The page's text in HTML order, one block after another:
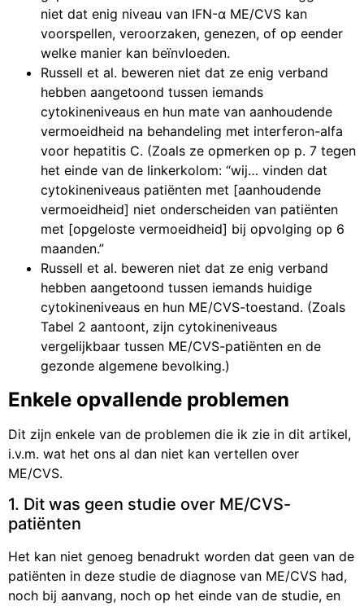
niet dat enig niveau van IFN-α ME/CVS kan
voorspellen, veroorzaken, genezen, of op eender
welke manier kan beïnvloeden.
Russell et al. beweren niet dat ze enig verband
hebben aangetoond tussen iemands
cytokineniveaus en hun mate van aanhoudende
vermoeidheid na behandeling met interferon-alfa
voor hepatitis C. (Zoals ze opmerken op p. 7 tegen
het einde van de linkerkolom: “wij… vinden dat
cytokineniveaus patiënten met [aanhoudende
vermoeidheid] niet onderscheiden van patiënten
met [opgeloste vermoeidheid] bij opvolging op 6
maanden.”
Russell et al. beweren niet dat ze enig verband
hebben aangetoond tussen iemands huidige
cytokineniveaus en hun ME/CVS-toestand. (Zoals
Tabel 2 aantoont, zijn cytokineniveaus
vergelijkbaar tussen ME/CVS-patiënten en de
gezonde algemene bevolking.)
Enkele opvallende problemen
Dit zijn enkele van de problemen die ik zie in dit artikel,
i.v.m. wat het ons al dan niet kan vertellen over
ME/CVS.
1. Dit was geen studie over ME/CVS-
patiënten
Het kan niet genoeg benadrukt worden dat geen van de
patiënten in deze studie de diagnose van ME/CVS had,
noch bij aanvang, noch op het einde van de studie, en